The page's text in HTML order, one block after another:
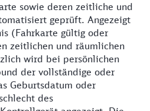
sowie deren zeitliche und
geprüft. Angezeigt
(Fahrkarte gültig oder
zeitlichen und räumlichen
wird bei persönlichen
der vollständige oder
Geburtsdatum oder
des